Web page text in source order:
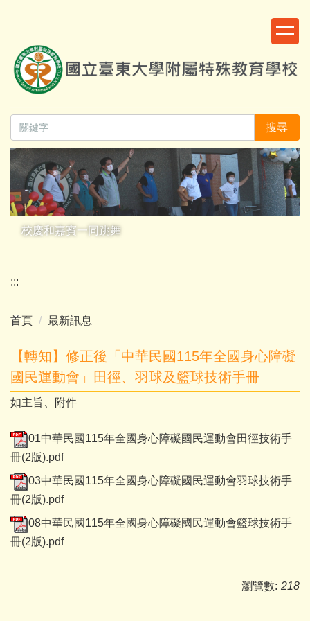
要
內
搜尋
校慶和嘉賓一同跳舞
:::
首頁 最新訊息
【轉知】修正後「中華民國115年全國身心障礙
國民運動會」田徑、羽球及籃球技術手冊
如主旨、附件
01中華民國115年全國身心障礙國民運動會田徑技術手
冊(2版).pdf
03中華民國115年全國身心障礙國民運動會羽球技術手
冊(2版).pdf
08中華民國115年全國身心障礙國民運動會籃球技術手
冊(2版).pdf
瀏覽數: 218